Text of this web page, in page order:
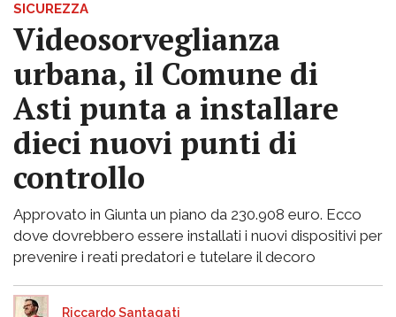
SICUREZZA
Videosorveglianza
urbana, il Comune di
Asti punta a installare
dieci nuovi punti di
controllo
Approvato in Giunta un piano da 230.908 euro. Ecco
dove dovrebbero essere installati i nuovi dispositivi per
prevenire i reati predatori e tutelare il decoro
Riccardo Santagati